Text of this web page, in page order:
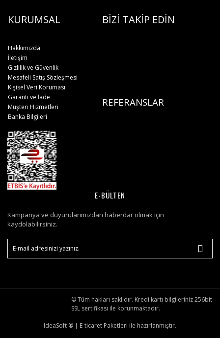
KURUMSAL BİZİ TAKİP EDİN
Hakkımızda
İletişim
Gizlilik ve Güvenlik
Mesafeli Satış Sözleşmesi
Kişisel Veri Koruması
REFERANSLAR
Garanti ve İade
Müşteri Hizmetleri
Banka Bilgileri
E-BÜLTEN
Kampanya ve duyurularımızdan haberdar olmak için
kaydolabilirsiniz.
© Tüm hakları saklıdır. Kredi kartı bilgileriniz 256bit
SSL sertifikası ile korunmaktadır.
IdeaSoft ® | E-ticaret Paketleri ile hazırlanmıştır.